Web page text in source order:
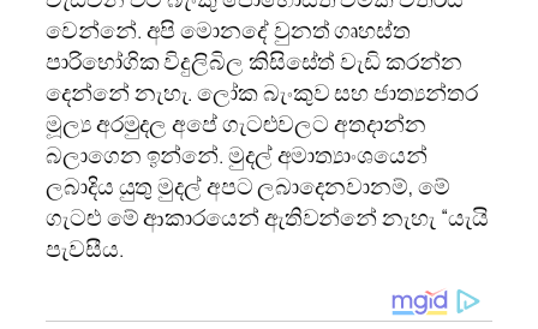
වෙන්නේ. අපි මොනදේ වුනත් ගෘහස්ත
පාරිභෝගික විදුලිබිල කිසිසේත් වැඩි කරන්න
දෙන්නේ නැහැ. ලෝක බැංකුව සහ ජාත්‍යන්තර
මූල්‍ය අරමුදල අපේ ගැටළුවලට අතදාන්න
බලාගෙන ඉන්නේ. මුදල් අමාත්‍යාංශයෙන්
ලබාදිය යුතු මුදල් අපට ලබාදෙනවානම්, මේ
ගැටළු මේ ආකාරයෙන් ඇතිවන්නේ නැහැ “යැයි
පැවසීය.